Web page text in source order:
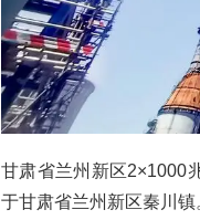
甘肃省兰州新区2×1000
于甘肃省兰州新区秦川